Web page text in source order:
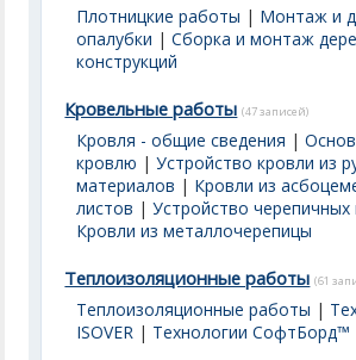
Плотницкие работы | Монтаж и
опалубки |Сборка и монтаж
конструкций
Кровельные работы (47 записей)
Кровля - общие сведения |
кровлю |Устройство кровли из
материалов | Кровли из
листов |Устройство черепичных
Кровли из металлочерепицы
Теплоизоляционные работы (61
Теплоизоляционные работы |
ISOVER | Технологии СофтБорд™